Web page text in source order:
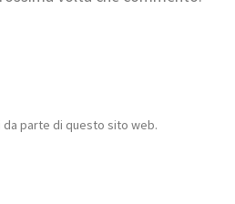
parte di questo sito web.